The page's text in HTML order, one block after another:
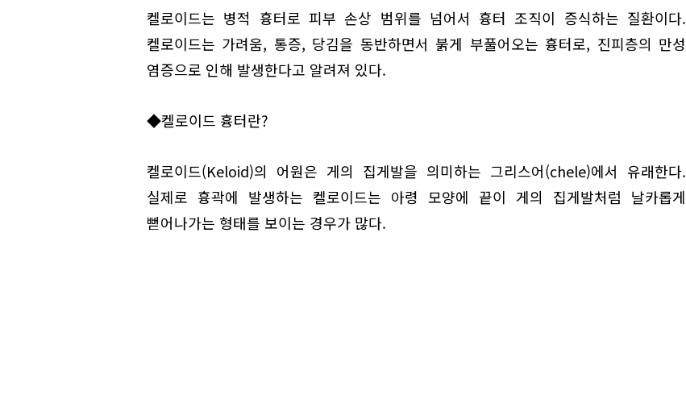
켈로이드는 병적 흉터로 피부 손상 범위를 넘어서 흉터 조직이 증식하는 질환이다.
켈로이드는 가려움, 통증, 당김을 동반하면서 붉게 부풀어오는 흉터로, 진피층의 만성
염증으로 인해 발생한다고 알려져 있다.
◆켈로이드 흉터란?
켈로이드(Keloid)의 어원은 게의 집게발을 의미하는 그리스어(chele)에서 유래한다.
실제로 흉곽에 발생하는 켈로이드는 아령 모양에 끝이 게의 집게발처럼 날카롭게
뻗어나가는 형태를 보이는 경우가 많다.